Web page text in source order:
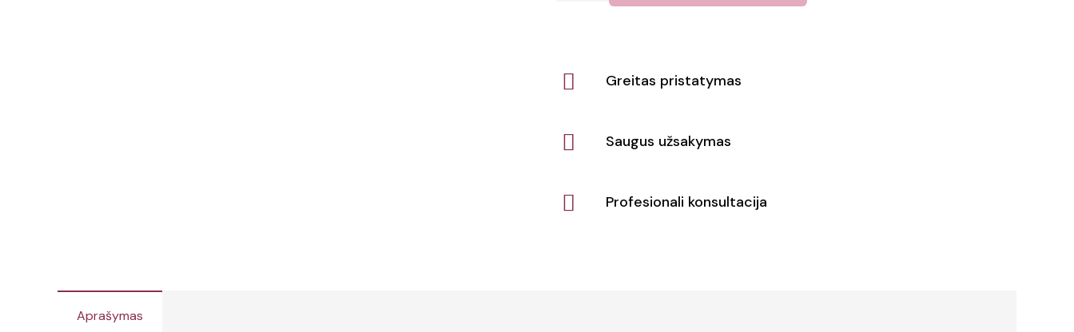
Greitas pristatymas
Saugus užsakymas
Profesionali konsultacija
Aprašymas